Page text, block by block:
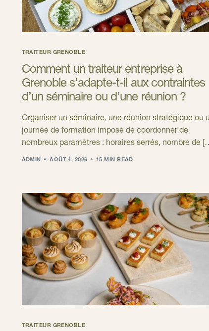
TRAITEUR GRENOBLE
Comment un traiteur entreprise à
Grenoble s’adapte-t-il aux contraintes
d’un séminaire ou d’une réunion ?
Organiser un séminaire, une réunion stratégique ou
journée de formation impose de coordonner de
nombreux paramètres : horaires serrés, nombre de
ADMIN AOÛT 4, 2026 15 MIN READ
TRAITEUR GRENOBLE